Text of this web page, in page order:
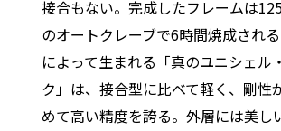
接合もない。完成したフレームは
のオートクレーブで6時間焼成され
によって生まれる「真のユニシェル
ク」は、接合型に比べて軽く、剛性
めて高い精度を誇る。外層には美し